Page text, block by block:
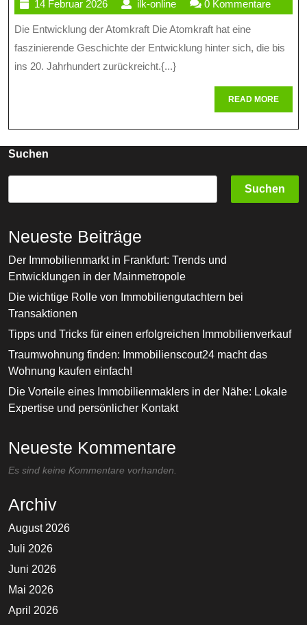
Der
14 Februar 202614
Februar
2026
ilk-onlineilk-
online
0 Kommentare
Die Entwicklung der Atomkraft Die Atomkraft hat eine
faszinierende Geschichte der Entwicklung hinter sich, die bis
ins 20. Jahrhundert zurückreicht.{...}
READ MOREREAD
MORE
Suchen
Suchen
Neueste Beiträge
Der Immobilienmarkt in Frankfurt: Trends und
Entwicklungen in der Mainmetropole
Die wichtige Rolle von Immobiliengutachtern bei
Transaktionen
Tipps und Tricks für einen erfolgreichen Immobilienverkauf
Traumwohnung finden: Immobilienscout24 macht das
Wohnung kaufen einfach!
Die Vorteile eines Immobilienmaklers in der Nähe: Lokale
Expertise und persönlicher Kontakt
Neueste Kommentare
Es sind keine Kommentare vorhanden.
Archiv
August 2026
Juli 2026
Juni 2026
Mai 2026
April 2026